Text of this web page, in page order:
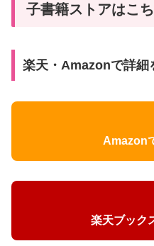
子書籍ストアはこ
楽天・Amazonで詳細
Amazon
楽天ブック